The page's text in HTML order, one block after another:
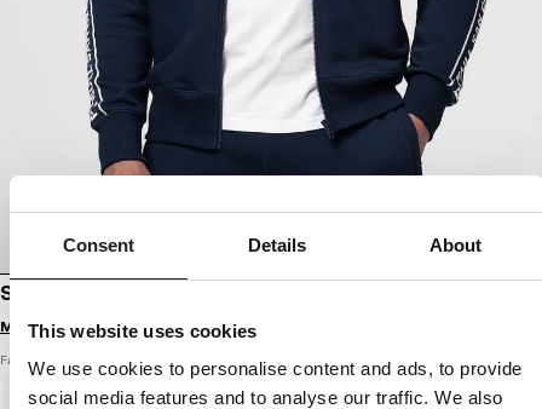
Consent Details About
This website uses cookies
We use cookies to personalise content and ads, to provide
social media features and to analyse our traffic. We also
SWEATJACKE NEXUS
Melde dich an, um Preise zu sehen
Farbe: dunkelblau